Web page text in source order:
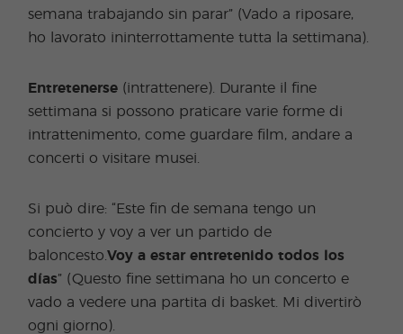
semana trabajando sin parar” (Vado a riposare,
ho lavorato ininterrottamente tutta la settimana).
Entretenerse (intrattenere). Durante il fine
settimana si possono praticare varie forme di
intrattenimento, come guardare film, andare a
concerti o visitare musei.
Si può dire: “Este fin de semana tengo un
concierto y voy a ver un partido de
baloncesto.Voy a estar entretenido todos los
días” (Questo fine settimana ho un concerto e
vado a vedere una partita di basket. Mi divertirò
ogni giorno).